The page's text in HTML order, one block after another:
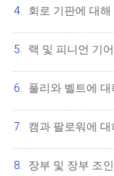
회로 기판에 대
랙 및 피니언 기
풀리와 벨트에
캠과 팔로워에
장부 및 장부 조